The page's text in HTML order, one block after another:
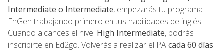
Intermediate o Intermediate, empezarás tu programa
EnGen trabajando primero en tus habilidades de inglés.
Cuando alcances el nivel High Intermediate, podrás
inscribirte en Ed2go. Volverás a realizar el PAcada 60 días.